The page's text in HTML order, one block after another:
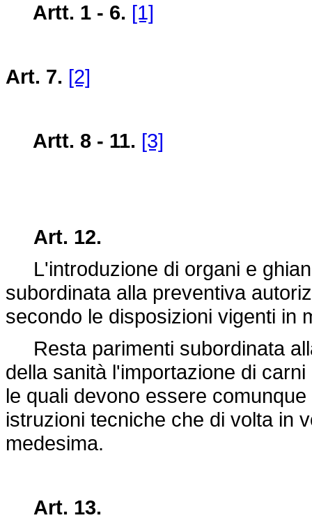
Artt. 1 - 6. [1]
Art. 7. [2]
Artt. 8 - 11. [3]
Art. 12.
L'introduzione di organi e
subordinata alla preventiva
secondo le disposizioni vigenti in
Resta parimenti subordinata
della sanità l'importazione di
le quali devono essere
istruzioni tecniche che di volta in
medesima.
Art. 13.